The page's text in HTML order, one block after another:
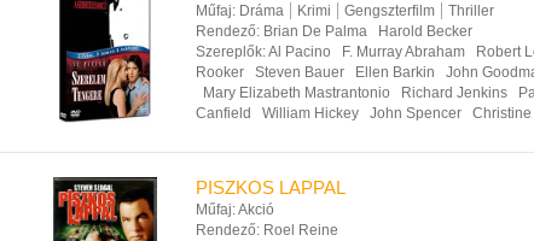
Műfaj: Dráma Krimi Gengszterfilm
Thriller
Rendező: Brian De Palma
Harold Becker
Szereplők:Al Pacino F. Murray Abraham Robert
Rooker
Steven Bauer Ellen Barkin John
Mary Elizabeth Mastrantonio
Richard Jenkins
Canfield
William Hickey John Spencer
PISZKOS LAPPAL
Műfaj:Akció
Rendező: Roel Reine